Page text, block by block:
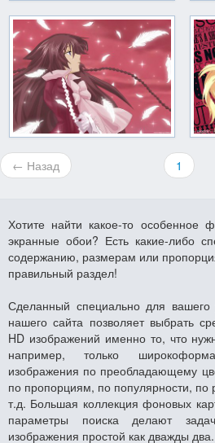
← Назад 1
Хотите найти какое-то особенное
экранные обои? Есть какие-либо
содержанию, размерам или
правильный раздел!
Сделанный специально для вашего
нашего сайта позволяет выбрать
HD изображений именно то, что
например, только
изображения по преобладающему
по пропорциям, по популярности, по
т.д. Большая коллекция фоновых
параметры поиска делают
изображения простой как дважды два.